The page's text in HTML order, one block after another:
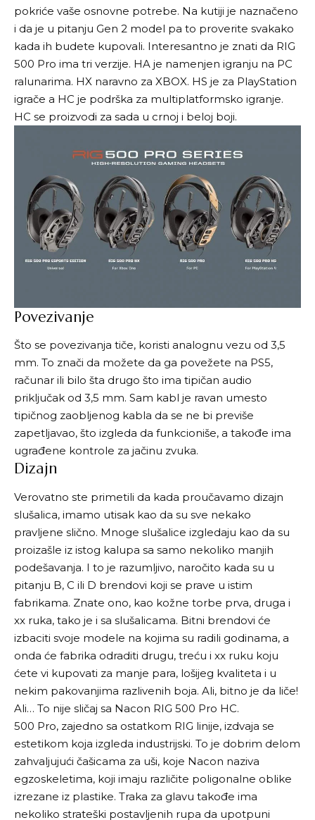
pokriće vaše osnovne potrebe. Na kutiji je naznačeno
i da je u pitanju Gen 2 model pa to proverite svakako
kada ih budete kupovali. Interesantno je znati da RIG
500 Pro ima tri verzije. HA je namenjen igranju na PC
ralunarima. HX naravno za XBOX. HS je za PlayStation
igrače a HC je podrška za multiplatformsko igranje.
HC se proizvodi za sada u crnoj i beloj boji.
Povezivanje
Što se povezivanja tiče, koristi analognu vezu od 3,5
mm. To znači da možete da ga povežete na PS5,
računar ili bilo šta drugo što ima tipičan audio
priključak od 3,5 mm. Sam kabl je ravan umesto
tipičnog zaobljenog kabla da se ne bi previše
zapetljavao, što izgleda da funkcioniše, a takođe ima
ugrađene kontrole za jačinu zvuka.
Dizajn
Verovatno ste primetili da kada proučavamo dizajn
slušalica, imamo utisak kao da su sve nekako
pravljene slično. Mnoge slušalice izgledaju kao da su
proizašle iz istog kalupa sa samo nekoliko manjih
podešavanja. I to je razumljivo, naročito kada su u
pitanju B, C ili D brendovi koji se prave u istim
fabrikama. Znate ono, kao kožne torbe prva, druga i
xx ruka, tako je i sa slušalicama. Bitni brendovi će
izbaciti svoje modele na kojima su radili godinama, a
onda će fabrika odraditi drugu, treću i xx ruku koju
ćete vi kupovati za manje para, lošijeg kvaliteta i u
nekim pakovanjima razlivenih boja. Ali, bitno je da liče!
Ali… To nije sličaj sa Nacon RIG 500 Pro HC.
500 Pro, zajedno sa ostatkom RIG linije, izdvaja se
estetikom koja izgleda industrijski. To je dobrim delom
zahvaljujući čašicama za uši, koje Nacon naziva
egzoskeletima, koji imaju različite poligonalne oblike
izrezane iz plastike. Traka za glavu takođe ima
nekoliko strateški postavljenih rupa da upotpuni